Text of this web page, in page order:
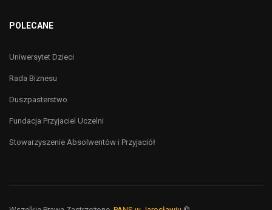
POLECANE
Uniwersytet Dzieci
Rada Biznesu
Duszpasterstwo
Fundacja Przyjaciel Uczelni
Stowarzyszenie Absolwentów i Przyjaciół